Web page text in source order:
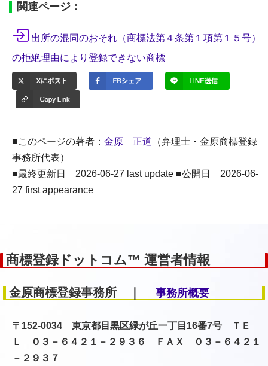
関連ページ：
出所の混同のおそれ（商標法第４条第１項第１５号）
の拒絶理由により登録できない商標
■このページの著者： 金原 正道 （弁理士・金原商標登録
事務所代表）
■最終更新日 2026-06-27 last update ■公開日 2026-06-
27 first appearance
商標登録ドットコム™ 運営者情報
金原商標登録事務所 ｜ 事務所概要
〒152-0034 東京都目黒区緑が丘一丁目16番7号 ＴＥ
Ｌ ０３－６４２１－２９３６ ＦＡＸ ０３－６４２１
－２９３７